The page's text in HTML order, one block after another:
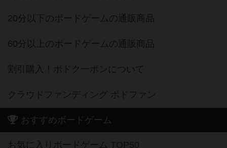
20分以下のボードゲームの通販商品
60分以上のボードゲームの通販商品
割引購入！ボドクーポンについて
クラウドファンディング ボドファン
おすすめボードゲーム
お気に入りボードゲーム TOP50